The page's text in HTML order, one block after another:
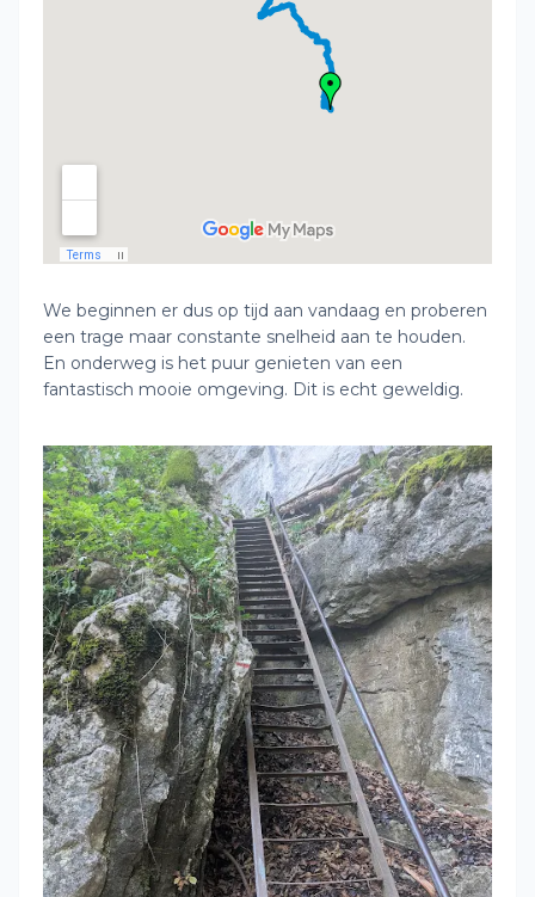
We beginnen er dus op tijd aan vandaag en proberen
een trage maar constante snelheid aan te houden.
En onderweg is het puur genieten van een
fantastisch mooie omgeving. Dit is echt geweldig.